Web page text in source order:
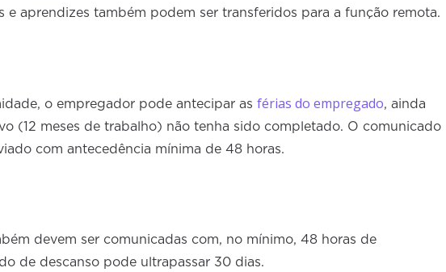
e aprendizes também podem ser transferidos para a função remota.
o empregador pode antecipar as férias do empregado, ainda
(12 meses de trabalho) não tenha sido completado. O comunicado
com antecedência mínima de 48 horas.
devem ser comunicadas com, no mínimo, 48 horas de
de descanso pode ultrapassar 30 dias.